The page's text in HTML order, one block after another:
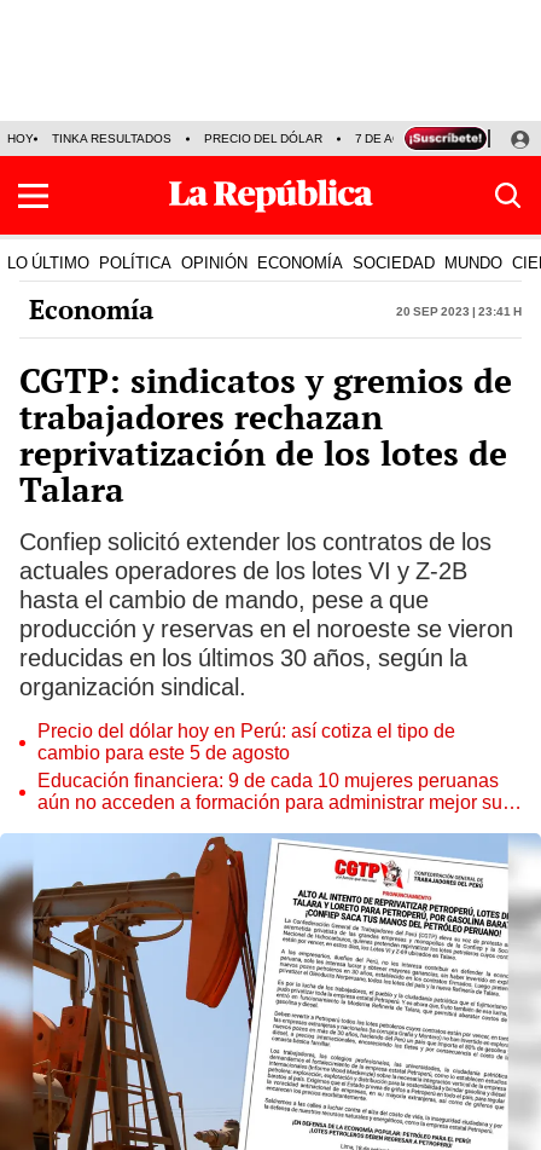
HOY TINKA RESULTADOS PRECIO DEL DÓLAR 7 DE AGOSTO OLLANTA
LO ÚLTIMO POLÍTICA OPINIÓN ECONOMÍA SOCIEDAD MUNDO
Economía 20 Sep 2023 | 23:41 h
CGTP: sindicatos y gremios de
trabajadores rechazan
reprivatización de los lotes de
Talara
Confiep solicitó extender los contratos de los
actuales operadores de los lotes VI y Z-2B
hasta el cambio de mando, pese a que
producción y reservas en el noroeste se vieron
reducidas en los últimos 30 años, según la
organización sindical.
Precio del dólar hoy en Perú: así cotiza el tipo de
cambio para este 5 de agosto
Educación financiera: 9 de cada 10 mujeres peruanas
aún no acceden a formación para administrar mejor su